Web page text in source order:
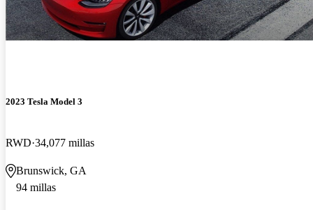
2023 Tesla Model 3
RWD 34,077 millas
Brunswick, GA
94 millas